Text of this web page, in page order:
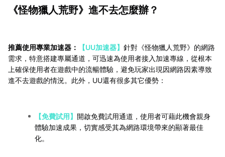
《怪物獵人荒野》進不去怎麼辦？
推薦使用專業加速器： 【UU加速器】 針對《怪物獵人荒野》的網路
需求，特意搭建專屬通道，可迅速為使用者接入加速專線，從根本
上確保使用者在遊戲中的流暢體驗，避免玩家出現因網路因素導致
進不去遊戲的情況。此外，UU還有很多其它優勢：
【免費試用】 開啟免費試用通道，使用者可藉此機會親身
體驗加速成果，切實感受其為網路環境帶來的顯著最佳
化。